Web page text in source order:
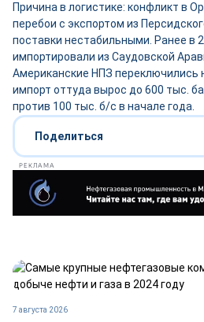
Причина в логистике: конфликт в
перебои с экспортом из
поставки нестабильными. Ранее в
импортировали из Саудовской
Американские НПЗ переключились
импорт оттуда вырос до 600 тыс.
против 100 тыс. б/с в начале года.
Поделиться
РЕКЛАМА
7 августа 2026